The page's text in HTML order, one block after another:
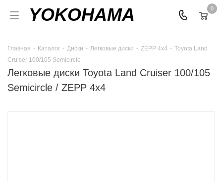
YOKOHAMA 0
Главная - Каталог - Диски - Легковые диски - ZEPP 4х4 - Toyota Land
Cruiser 100/105 Semicircle
Легковые диски Toyota Land Cruiser 100/105
Semicircle / ZEPP 4х4